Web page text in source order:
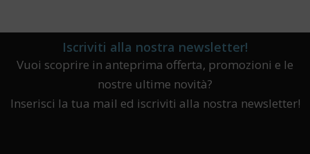
Iscriviti alla nostra newsletter!
Vuoi scoprire in anteprima offerta, promozioni e le
nostre ultime novità?
Inserisci la tua mail ed iscriviti alla nostra newsletter!